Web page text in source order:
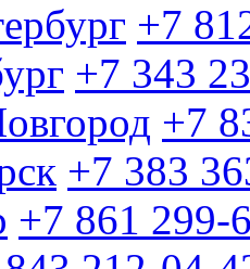
+7
+7 343
+7
+7 383
+7 861 299-